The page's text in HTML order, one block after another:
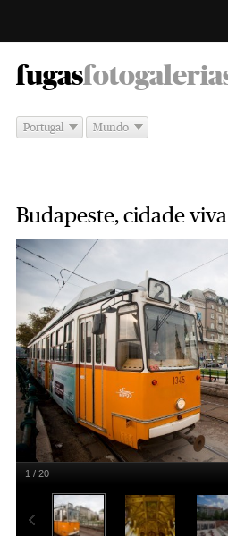
fugas
Portugal Mundo
Budapeste, cidade viva
1 / 20